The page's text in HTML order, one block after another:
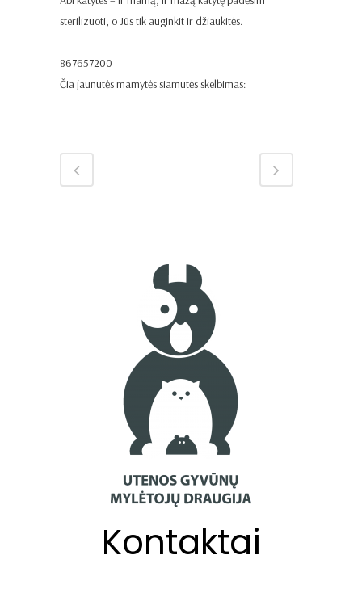
sterilizuoti, o Jūs tik auginkit ir džiaukitės.
867657200
Čia jaunutės mamytės siamutės skelbimas:
Kontaktai